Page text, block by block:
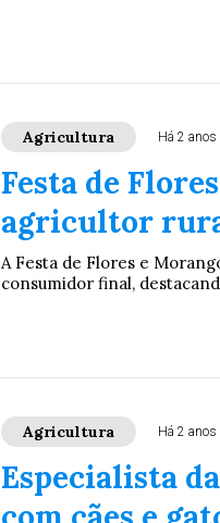
Agricultura Há 2 anos
Festa de
agricultor
A Festa de Flores e
consumidor final,
Agricultura Há 2 anos
Especialista